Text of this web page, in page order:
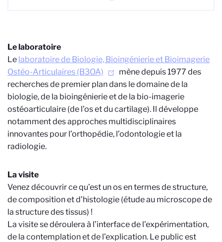
Le laboratoire
Le laboratoire de Biologie, Bioingénierie et Bioimagerie
Ostéo-Articulaires (B3OA)
mène depuis 1977 des
recherches de premier plan dans le domaine de la
biologie, de la bioingénierie et de la bio-imagerie
ostéoarticulaire (de l’os et du cartilage). Il développe
notamment des approches multidisciplinaires
innovantes pour l’orthopédie, l’odontologie et la
radiologie.
La visite
Venez découvrir ce qu’est un os en termes de structure,
de composition et d’histologie (étude au microscope de
la structure des tissus) !
La visite se déroulera à l’interface de l’expérimentation,
de la contemplation et de l’explication. Le public est